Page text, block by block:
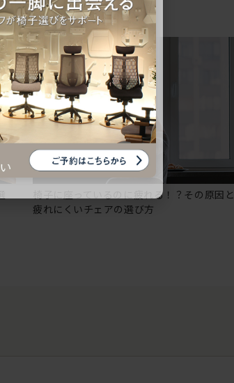
椅子に座っているのに疲れる！？その原因と
疲れにくいチェアの選び方